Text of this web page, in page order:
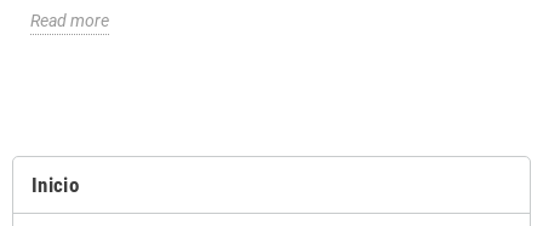
Inicio
Read more